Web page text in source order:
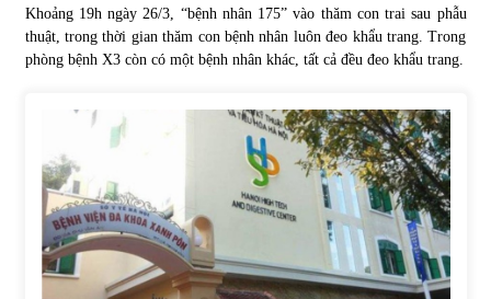
S&P Ratings cập nhật xếp hạng tín nhiệm của
Vietcombank và Eximbank
31/05/2022
Chứng khoán ngày 30/5/2022: Top 10 cổ phiếu nổi bật
31/05/2022
Phân tích giá tiền điện tử sau ngày thị trường lập kỷ lục
vốn hóa
09/11/2021
Khoảng 19h ngày 26/3, “bệnh nhân 175” vào thăm con trai sau phẫu
thuật, trong thời gian thăm con bệnh nhân luôn đeo khẩu trang. Trong
phòng bệnh X3 còn có một bệnh nhân khác, tất cả đều đeo khẩu trang.